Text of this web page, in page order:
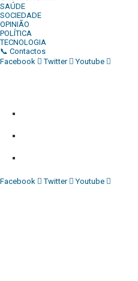
SAÚDE
SOCIEDADE
OPINIÃO
POLÍTICA
TECNOLOGIA
📞 Contactos
Facebook
Twitter Youtube
Facebook Twitter Youtube